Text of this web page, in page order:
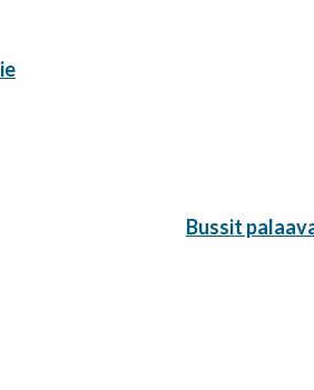
Seuraava
Bussit